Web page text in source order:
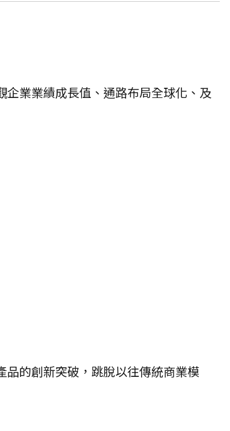
業業績成長值、通路布局全球化、及
品的創新突破，跳脫以往傳統商業模